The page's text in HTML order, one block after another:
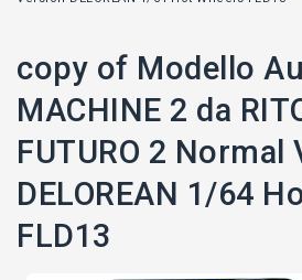
copy of Modello
MACHINE 2 da
FUTURO 2 Normal
DELOREAN 1/64
FLD13